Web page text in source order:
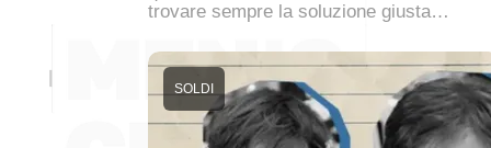
trovare sempre la soluzione giusta…
SOLDI